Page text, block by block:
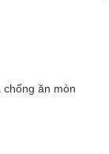
ăn mòn